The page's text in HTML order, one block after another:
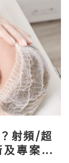
射頻/超
專案盤